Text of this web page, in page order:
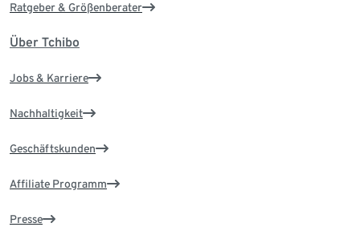
Ratgeber & Größenberater
Über Tchibo
Jobs & Karriere
Nachhaltigkeit
Geschäftskunden
Affiliate Programm
Presse